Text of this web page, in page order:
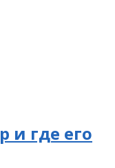
и где его